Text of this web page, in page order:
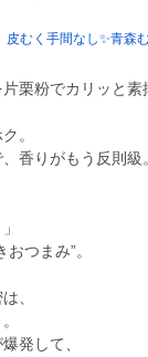
皮むく手間なし✨青森
栗粉でカリッと素
。
香りがもう反則級。
つまみ”。
、
発して、